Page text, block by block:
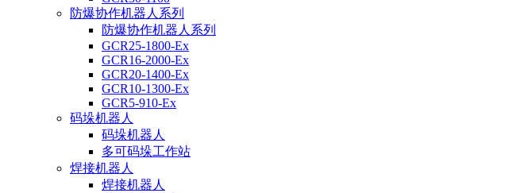
防爆协作机器人系列
防爆协作机器人系列
GCR25-1800-Ex
GCR16-2000-Ex
GCR20-1400-Ex
GCR10-1300-Ex
GCR5-910-Ex
码垛机器人
码垛机器人
多可码垛工作站
焊接机器人
焊接机器人